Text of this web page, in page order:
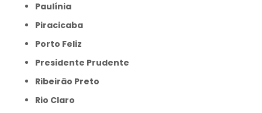
Paulínia
Piracicaba
Porto Feliz
Presidente Prudente
Ribeirão Preto
Rio Claro